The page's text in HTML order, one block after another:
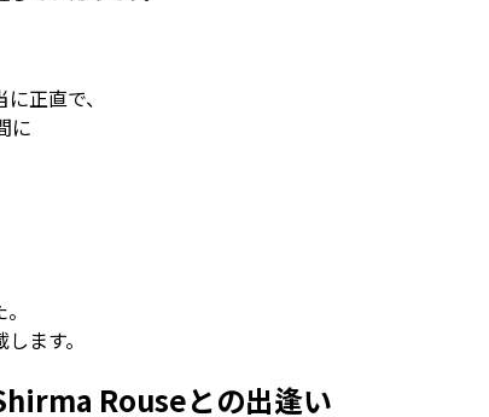
正直で、
に
ます。
Rouseとの出逢い